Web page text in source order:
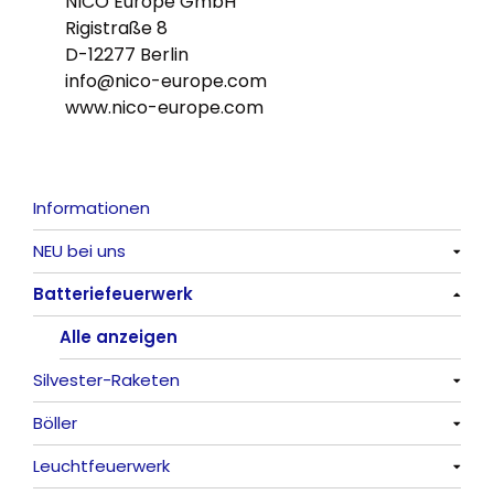
Rigistraße 8
D-12277 Berlin
info@nico-europe.com
www.nico-europe.com
Informationen
NEU bei uns
Alle anzeigen
Batteriefeuerwerk
Alle anzeigen
Silvester-Raketen
Alle anzeigen
Böller
Alle anzeigen
Leuchtfeuerwerk